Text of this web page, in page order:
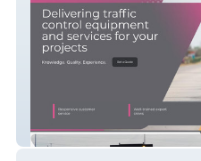
knovl-construction